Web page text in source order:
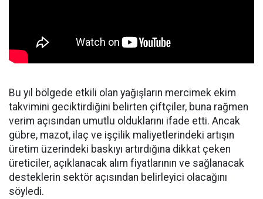
Bu yıl bölgede etkili olan yağışların mercimek ekim
takvimini geciktirdiğini belirten çiftçiler, buna rağmen
verim açısından umutlu olduklarını ifade etti. Ancak
gübre, mazot, ilaç ve işçilik maliyetlerindeki artışın
üretim üzerindeki baskıyı artırdığına dikkat çeken
üreticiler, açıklanacak alım fiyatlarının ve sağlanacak
desteklerin sektör açısından belirleyici olacağını
söyledi.